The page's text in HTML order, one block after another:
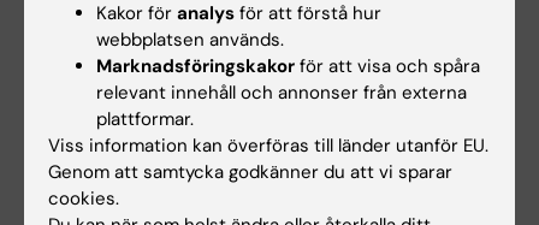
Enkla verktyg
träffsäkra för att
förutse äldres hälsa
Flera verktyg används i dag för
12 jun 2026
bakom svår covid-19
Patienter med covid-19 kan
Kakor för analys för att förstå hur
webbplatsen används.
Marknadsföringskakor för att visa och spåra
relevant innehåll och annonser från externa
plattformar.
Viss information kan överföras till länder utanför EU.
Genom att samtycka godkänner du att vi sparar
cookies.